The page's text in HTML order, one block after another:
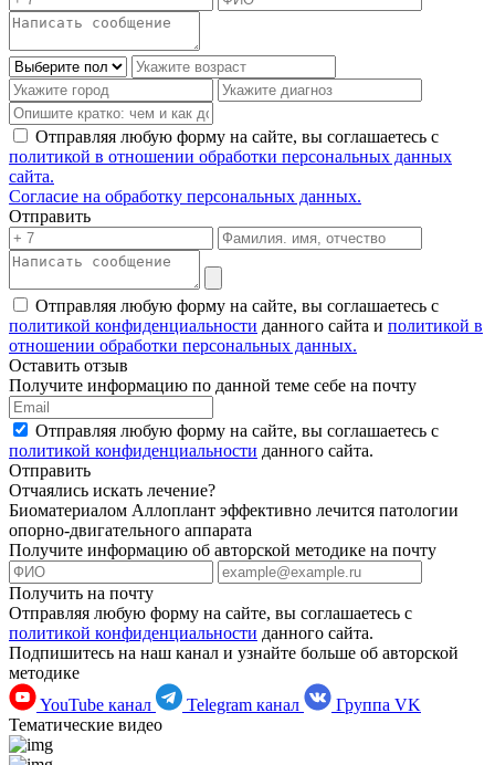
Отправляя любую форму на сайте, вы соглашаетесь с
политикой в отношении обработки персональных данных
сайта.
Согласие на обработку персональных данных.
Отправить
Отправляя любую форму на сайте, вы соглашаетесь с
политикой конфиденциальности данного сайта и политикой в
отношении обработки персональных данных.
Оставить отзыв
Получите информацию по данной теме себе на почту
Отправляя любую форму на сайте, вы соглашаетесь с
политикой конфиденциальности данного сайта.
Отправить
Отчаялись искать лечение?
Биоматериалом Аллоплант эффективно лечится патологии
опорно-двигательного аппарата
Получите информацию об авторской методике на почту
Получить на почту
Отправляя любую форму на сайте, вы соглашаетесь с
политикой конфиденциальности данного сайта.
Подпишитесь на наш канал и узнайте больше об авторской
методике
YouTube канал
Telegram канал
Группа VK
Тематические видео